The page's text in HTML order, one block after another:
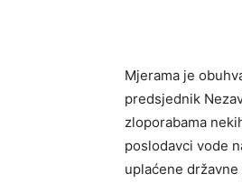
Mjerama je
predsjednik
zloporabama
poslodavci vode
uplaćene